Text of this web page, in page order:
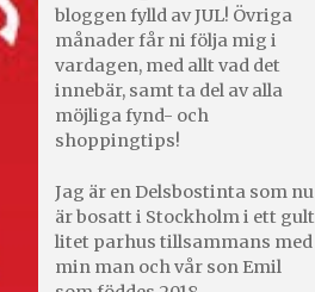
bloggen fylld av JUL! Övriga
månader får ni följa mig i
vardagen, med allt vad det
innebär, samt ta del av alla
möjliga fynd- och
shoppingtips!
Jag är en Delsbostinta som nu
är bosatt i Stockholm i ett gult
litet parhus tillsammans med
min man och vår son Emil